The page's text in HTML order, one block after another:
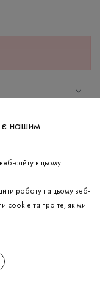
машині
є нашим
сайту в цьому
роботу на цьому веб-
cookie та про те, як ми